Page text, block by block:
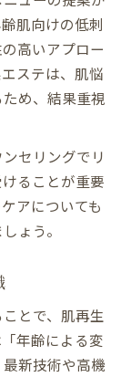
肌向けの低刺
高いアプロー
ステは、肌悩
め、結果重視
セリングでリ
ることが重要
アについても
ょう。
とで、肌再生
年齢による変
新技術や高機